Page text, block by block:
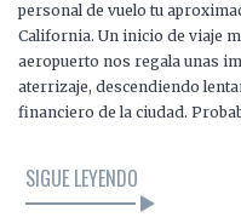
personal de vuelo tu
California. Un inicio de viaje
aeropuerto nos regala unas
aterrizaje, descendiendo
financiero de la ciudad.
SIGUE LEYENDO